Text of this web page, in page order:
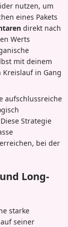
nutzen, um
eines Pakets
direkt nach
Werts
mit deinem
in Gang
aufschlussreiche
Strategie
bei der
Long-
starke
seiner